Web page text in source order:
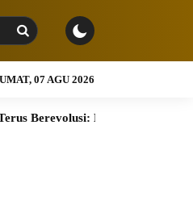
07 AGU 2026
HERITAGE REIMAGINED di